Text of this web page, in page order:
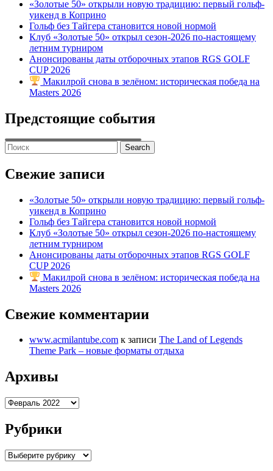
«Золотые 50» открыли новую традицию: первый гольф-
уикенд в Коприно
Гольф без Тайгера становится новой нормой
Клуб «Золотые 50» открыл сезон-2026 по-настоящему
летним турниром
Анонсированы даты отборочных этапов RGS GOLF
CUP 2026
Макилрой снова в зелёном: историческая победа на
Masters 2026
Предстоящие события
Search
for:
Свежие записи
«Золотые 50» открыли новую традицию: первый гольф-
уикенд в Коприно
Гольф без Тайгера становится новой нормой
Клуб «Золотые 50» открыл сезон-2026 по-настоящему
летним турниром
Анонсированы даты отборочных этапов RGS GOLF
CUP 2026
Макилрой снова в зелёном: историческая победа на
Masters 2026
Свежие комментарии
www.acmilantube.com к записи The Land of Legends
Theme Park – новые форматы отдыха
Архивы
Архивы
Рубрики
Рубрики